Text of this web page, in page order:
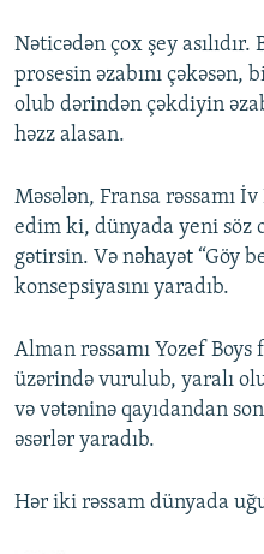
Nəticədən çox şey
prosesin əzabını çəkəsən,
olub dərindən çəkdiyin
həzz alasan.
Məsələn, Fransa rəssamı
edim ki, dünyada yeni söz
gətirsin. Və nəhayət “Göy
konsepsiyasını yaradıb.
Alman rəssamı Yozef
üzərində vurulub, yaralı
və vətəninə qayıdandan
əsərlər yaradıb.
Hər iki rəssam dünyada